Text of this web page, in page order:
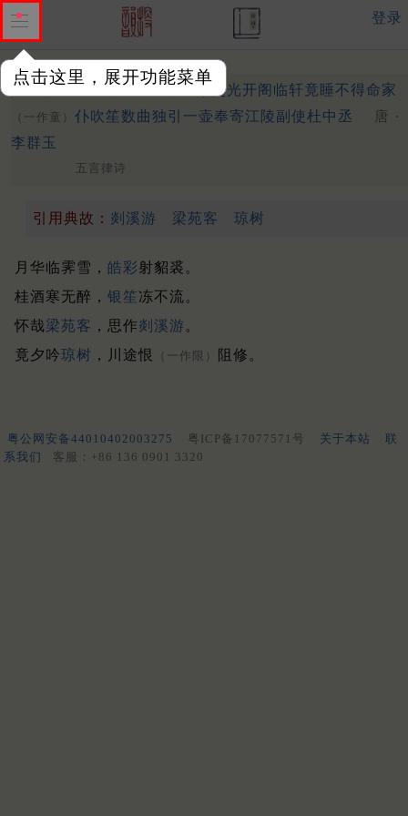
点击这里，展开功能菜单
登录
腊夜雪霁 月彩交光开阁临轩竟睡不得命家
（一作童） 仆吹笙数曲独引一壶奉寄江陵副使杜中丞
唐 ·
李群玉
五言律诗
引用典故： 剡溪游 梁苑客 琼树
月华临霁雪， 皓彩射貂裘。
桂酒寒无醉， 银笙冻不流。
怀哉梁苑客 ，思作剡溪游 。
竟夕吟琼树 ，川途恨 （一作限） 阻修。
粤公网安备44010402003275 粤ICP备17077571号 关于本站
联
系我们
客服：+86 136 0901 3320